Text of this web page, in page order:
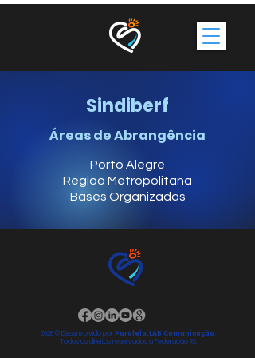
Sindiberf
Áreas de Abrangência
Porto Alegre
Região Metropolitana
Bases Organizadas
2026 © Desenvolvido porParalela.LAB Comunicação.
Todos os direitos reservados a Federação RS.